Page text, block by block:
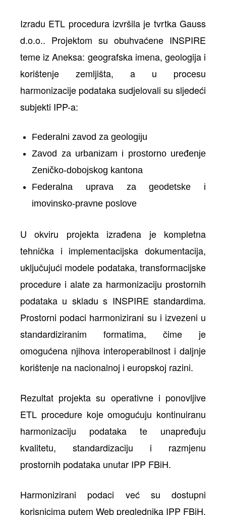
Izradu ETL procedura izvršila je tvrtka Gauss
d.o.o.. Projektom su obuhvaćene INSPIRE
teme iz Aneksa: geografska imena, geologija i
korištenje zemljišta, a u procesu
harmonizacije podataka sudjelovali su sljedeći
subjekti IPP-a:
Federalni zavod za geologiju
Zavod za urbanizam i prostorno uređenje
Zeničko-dobojskog kantona
Federalna uprava za geodetske i
imovinsko-pravne poslove
U okviru projekta izrađena je kompletna
tehnička i implementacijska dokumentacija,
uključujući modele podataka, transformacijske
procedure i alate za harmonizaciju prostornih
podataka u skladu s INSPIRE standardima.
Prostorni podaci harmonizirani su i izvezeni u
standardiziranim formatima, čime je
omogućena njihova interoperabilnost i daljnje
korištenje na nacionalnoj i europskoj razini.
Rezultat projekta su operativne i ponovljive
ETL procedure koje omogućuju kontinuiranu
harmonizaciju podataka te unapređuju
kvalitetu, standardizaciju i razmjenu
prostornih podataka unutar IPP FBiH.
Harmonizirani podaci već su dostupni
korisnicima putem Web preglednika IPP FBiH,